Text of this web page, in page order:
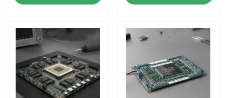
en 6 microseconden
Kbit verdeeld RAM en
interface